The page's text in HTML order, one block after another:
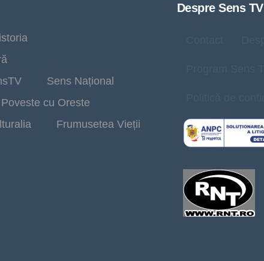
Sens Național
Poveste cu Oreste
Frumusetea Vieții
Despre Sens TV